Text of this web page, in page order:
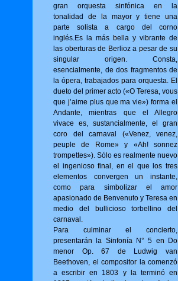
gran orquesta sinfónica en la
tonalidad de la mayor y tiene una
parte solista a cargo del corno
inglés.Es la más bella y vibrante de
las oberturas de Berlioz a pesar de su
singular origen. Consta,
esencialmente, de dos fragmentos de
la ópera, trabajados para orquesta. El
dueto del primer acto («O Tere­sa, vous
que j’aime plus que ma vie») for­ma el
Andante, mientras que el Allegro
vivace es, sustancialmente, el gran
coro del carnaval («Venez, venez,
peuple de Rome» y «Ah! sonnez
trompettes»). Sólo es realmente nuevo
el ingenioso final, en el que los tres
elementos convergen un instante,
como para simbolizar el amor
apasionado de Benvenuto y Teresa en
medio del bullicioso torbellino del
carnaval.
Para culminar el concierto,
presentarán la Sinfonía N° 5 en Do
menor Op. 67 de Ludwig van
Beethoven, el compositor la comenzó
a escribir en 1803 y la terminó en